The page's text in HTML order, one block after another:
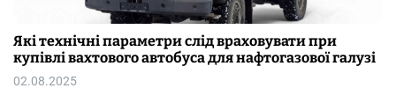
Які технічні параметри слід враховувати при
купівлі вахтового автобуса для нафтогазової галузі
02.08.2025